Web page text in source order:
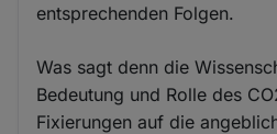
entsprechenden Folgen.
Was sagt denn die
Bedeutung und Rolle des
Fixierungen auf die